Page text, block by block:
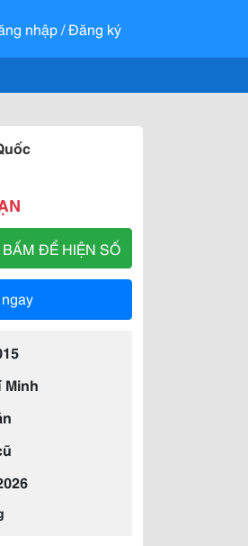
nhập / Đăng ký
BẤM ĐỂ HIỆN SỐ
Minh